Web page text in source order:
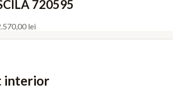
720595
lei
interior